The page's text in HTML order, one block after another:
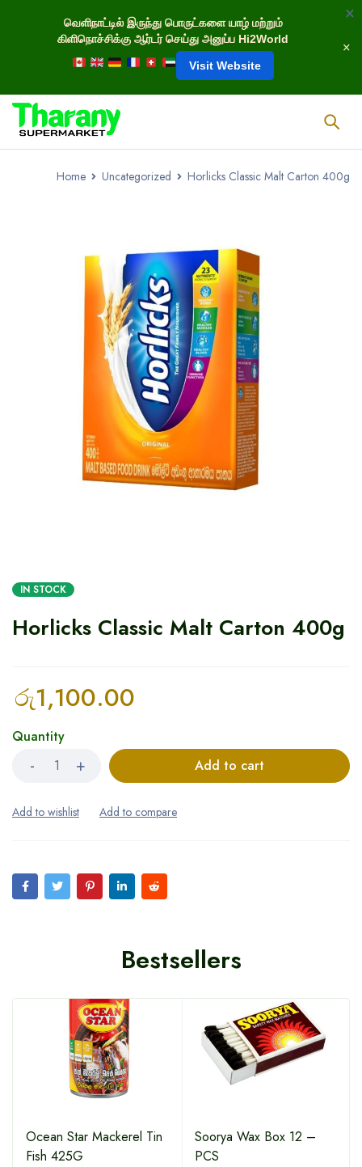
வெளிநாட்டில் இருந்து பொருட்களை யாழ் மற்றும்
கிளிநொச்சிக்கு ஆர்டர் செய்து அனுப்ப Hi2World
Visit Website
Home Uncategorized Horlicks Classic Malt Carton 400g
IN STOCK
Horlicks Classic Malt Carton 400g
රු1,100.00
Quantity
Add to cart
Bestsellers
Ocean Star Mackerel Tin
Fish 425G
Soorya Wax Box 12 –
PCS